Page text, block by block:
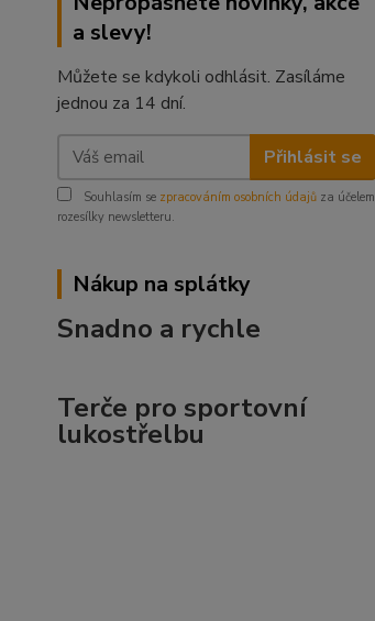
a slevy!
Můžete se kdykoli odhlásit. Zasíláme
jednou za 14 dní.
Přihlásit se
Souhlasím se zpracováním osobních údajů za účelem
rozesílky newsletteru.
Nákup na splátky
Snadno a rychle
Terče pro sportovní
lukostřelbu